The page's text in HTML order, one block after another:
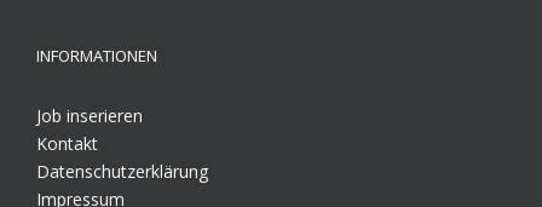
INFORMATIONEN
Job inserieren
Kontakt
Datenschutzerklärung
Impressum